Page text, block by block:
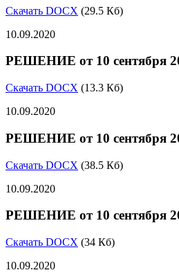
Скачать DOCX (29.5 Кб)
10.09.2020
РЕШЕНИЕ от 10 сентября
Скачать DOCX (13.3 Кб)
10.09.2020
РЕШЕНИЕ от 10 сентября
Скачать DOCX (38.5 Кб)
10.09.2020
РЕШЕНИЕ от 10 сентября
Скачать DOCX (34 Кб)
10.09.2020